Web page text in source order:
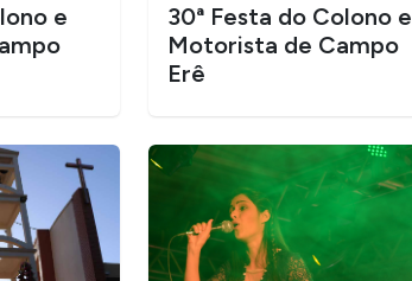
e
​30ª Festa do Colono e
Motorista de Campo
Erê